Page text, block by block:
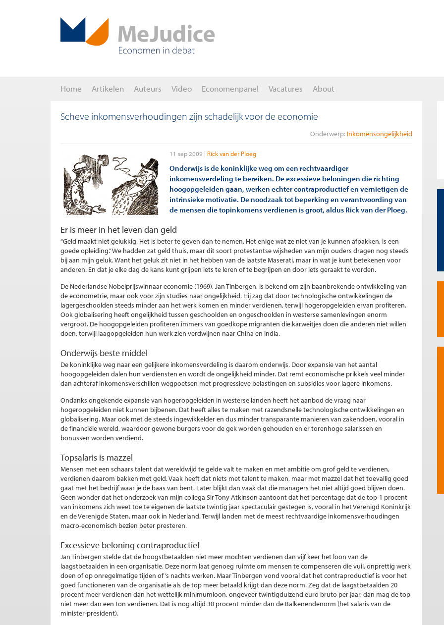
Home Artikelen Auteurs Video Economenpanel Vacatures About
Scheve inkomensverhoudingen zijn schadelijk voor de economie
Onderwerp: Inkomensongelijkheid
11 sep 2009 Rick van der Ploeg
Onderwijs is de koninklijke weg om een rechtvaardiger
inkomensverdeling te bereiken. De excessieve beloningen die richting
hoogopgeleiden gaan, werken echter contraproductief en vernietigen de
intrinsieke motivatie. De noodzaak tot beperking en verantwoording van
de mensen die topinkomens verdienen is groot, aldus Rick van der Ploeg.
Er is meer in het leven dan geld
“Geld maakt niet gelukkig. Het is beter te geven dan te nemen. Het enige wat ze niet van je kunnen afpakken, is een
goede opleiding.” We hadden zat geld thuis, maar dit soort protestantse wijsheden van mijn ouders dragen nog steeds
bij aan mijn geluk. Want het geluk zit niet in het hebben van de laatste Maserati, maar in wat je kunt betekenen voor
anderen. En dat je elke dag de kans kunt grijpen iets te leren of te begrijpen en door iets geraakt te worden.
De Nederlandse Nobelprijswinnaar economie (1969), Jan Tinbergen, is bekend om zijn baanbrekende ontwikkeling van
de econometrie, maar ook voor zijn studies naar ongelijkheid. Hij zag dat door technologische ontwikkelingen de
lagergeschoolden steeds minder aan het werk komen en minder verdienen, terwijl hogeropgeleiden ervan profiteren.
Ook globalisering heeft ongelijkheid tussen geschoolden en ongeschoolden in westerse samenlevingen enorm
vergroot. De hoogopgeleiden profiteren immers van goedkope migranten die karweitjes doen die anderen niet willen
doen, terwijl laagopgeleiden hun werk zien verdwijnen naar China en India.
Onderwijs beste middel
De koninklijke weg naar een gelijkere inkomensverdeling is daarom onderwijs. Door expansie van het aantal
hoogopgeleiden dalen hun verdiensten en wordt de ongelijkheid minder. Dat remt economische prikkels veel minder
dan achteraf inkomensverschillen wegpoetsen met progressieve belastingen en subsidies voor lagere inkomens.
Ondanks ongekende expansie van hogeropgeleiden in westerse landen heeft het aanbod de vraag naar
hogeropgeleiden niet kunnen bijbenen. Dat heeft alles te maken met razendsnelle technologische ontwikkelingen en
globalisering. Maar ook met de steeds ingewikkelder en dus minder transparante manieren van zakendoen, vooral in
de financiële wereld, waardoor gewone burgers voor de gek worden gehouden en er torenhoge salarissen en
bonussen worden verdiend.
Topsalaris is mazzel
Mensen met een schaars talent dat wereldwijd te gelde valt te maken en met ambitie om grof geld te verdienen,
verdienen daarom bakken met geld. Vaak heeft dat niets met talent te maken, maar met mazzel dat het toevallig goed
gaat met het bedrijf waar je de baas van bent. Later blijkt dan vaak dat die managers het niet altijd goed blijven doen.
Geen wonder dat het onderzoek van mijn collega Sir Tony Atkinson aantoont dat het percentage dat de top-1 procent
van inkomens zich weet toe te eigenen de laatste twintig jaar spectaculair gestegen is, vooral in het Verenigd Koninkrijk
en de Verenigde Staten, maar ook in Nederland. Terwijl landen met de meest rechtvaardige inkomensverhoudingen
macro-economisch bezien beter presteren.
Excessieve beloning contraproductief
Jan Tinbergen stelde dat de hoogstbetaalden niet meer mochten verdienen dan vijf keer het loon van de
laagstbetaalden in een organisatie. Deze norm laat genoeg ruimte om mensen te compenseren die vuil, onprettig werk
doen of op onregelmatige tijden of ’s nachts werken. Maar Tinbergen vond vooral dat het contraproductief is voor het
goed functioneren van de organisatie als de top meer betaald krijgt dan deze norm. Zeg dat de laagstbetaalden 20
procent meer verdienen dan het wettelijk minimumloon, ongeveer twintigduizend euro bruto per jaar, dan mag de top
niet meer dan een ton verdienen. Dat is nog altijd 30 procent minder dan de Balkenendenorm (het salaris van de
minister-president).